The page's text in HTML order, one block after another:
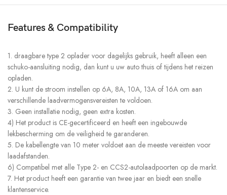
Features & Compatibility
1. draagbare type 2 oplader voor dagelijks gebruik, heeft alleen een
schuko-aansluiting nodig, dan kunt u uw auto thuis of tijdens het reizen
opladen.
2. U kunt de stroom instellen op 6A, 8A, 10A, 13A of 16A om aan
verschillende laadvermogensvereisten te voldoen.
3. Geen installatie nodig, geen extra kosten.
4) Het product is CE-gecertificeerd en heeft een ingebouwde
lekbescherming om de veiligheid te garanderen.
5. De kabellengte van 10 meter voldoet aan de meeste vereisten voor
laadafstanden.
6) Compatibel met alle Type 2- en CCS2-autolaadpoorten op de markt.
7. Het product heeft een garantie van twee jaar en biedt een snelle
klantenservice.